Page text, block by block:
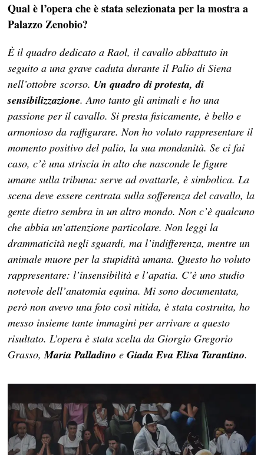
Qual è l’opera che è stata selezionata per la mostra a
Palazzo Zenobio?
È il quadro dedicato a Raol, il cavallo abbattuto in
seguito a una grave caduta durante il Palio di Siena
nell’ottobre scorso. Un quadro di protesta, di
sensibilizzazione. Amo tanto gli animali e ho una
passione per il cavallo. Si presta fisicamente, è bello e
armonioso da raffigurare. Non ho voluto rappresentare il
momento positivo del palio, la sua mondanità. Se ci fai
caso, c’è una striscia in alto che nasconde le figure
umane sulla tribuna: serve ad ovattarle, è simbolica. La
scena deve essere centrata sulla sofferenza del cavallo, la
gente dietro sembra in un altro mondo. Non c’è qualcuno
che abbia un’attenzione particolare. Non leggi la
drammaticità negli sguardi, ma l’indifferenza, mentre un
animale muore per la stupidità umana. Questo ho voluto
rappresentare: l’insensibilità e l’apatia. C’è uno studio
notevole dell’anatomia equina. Mi sono documentata,
però non avevo una foto così nitida, è stata costruita, ho
messo insieme tante immagini per arrivare a questo
risultato. L’opera è stata scelta da Giorgio Gregorio
Grasso,Maria Palladino eGiada Eva Elisa Tarantino.